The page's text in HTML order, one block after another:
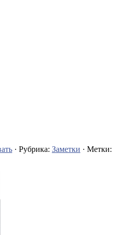
· Рубрика: Заметки · Метки: